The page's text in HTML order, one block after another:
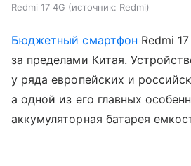
Redmi 17 4G источник: Redmi
Бюджетный смартфон Redmi
за пределами Китая.
у ряда европейских и
а одной из его главных
аккумуляторная батарея